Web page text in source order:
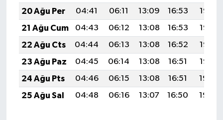
20 Ağu Per
04:41 06:11 13:09 16:53
19:56
21 Ağu Cum
04:43 06:12 13:08 16:53
19:55
22 Ağu Cts
04:44 06:13 13:08 16:52
19:53
23 Ağu Paz
04:45 06:14 13:08 16:51
19:52
24 Ağu Pts
04:46 06:15 13:08 16:51
19:50
25 Ağu Sal
04:48 06:16 13:07 16:50 19:49